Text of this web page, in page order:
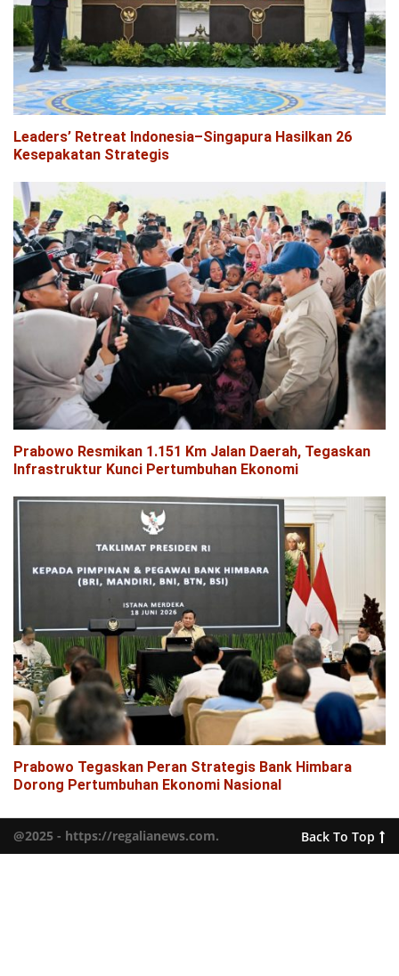
Leaders’ Retreat Indonesia–Singapura Hasilkan 26
Kesepakatan Strategis
Prabowo Resmikan 1.151 Km Jalan Daerah, Tegaskan
Infrastruktur Kunci Pertumbuhan Ekonomi
Prabowo Tegaskan Peran Strategis Bank Himbara
Dorong Pertumbuhan Ekonomi Nasional
@2025 - https://regalianews.com. Back To Top